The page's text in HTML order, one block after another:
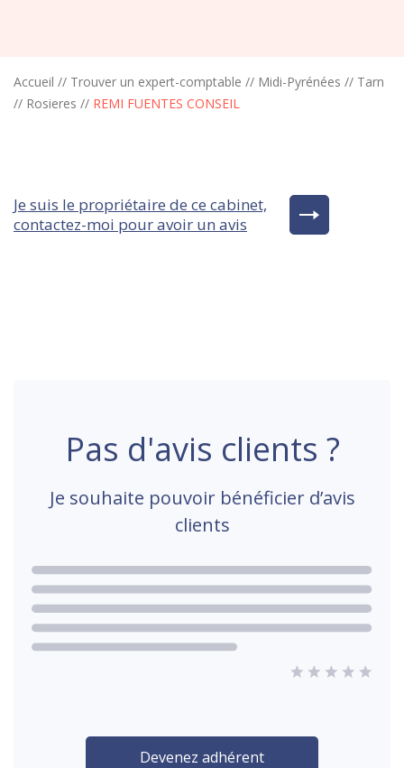
Accueil // Trouver un expert-comptable // Midi-Pyrénées // Tarn
// Rosieres // REMI FUENTES CONSEIL
Je suis le propriétaire de ce cabinet,
contactez-moi pour avoir un avis
Pas d'avis clients ?
Je souhaite pouvoir bénéficier d’avis
clients
Devenez adhérent